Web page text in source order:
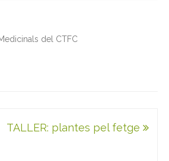
del CTFC
TALLER: plantes pel fetge